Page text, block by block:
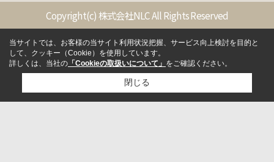
Copyright(c) 株式会社NLC All Rights Reserved
当サイトでは、お客様の当サイト利用状況把握、サービス向上検討を目的と
して、クッキー（Cookie）を使用しています。
詳しくは、当社の 「Cookieの取扱いについて」 をご確認ください。
閉じる